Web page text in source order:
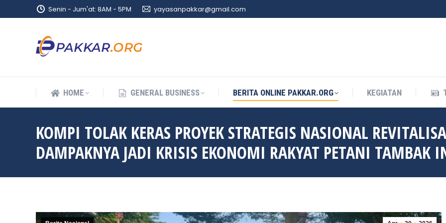
Senin - Jum'at: 8AM - 5PM yayasanpakkar@gmail.com
HOME GENERAL BUSINESS BERITA ONLINE PAKKAR.ORG KEGIATAN
KOMPI TOLAK KERAS PROYEK STRATEGIS NASIONAL
DAMPAKNYA JADI KRISIS EKONOMI RAKYAT PETANI TAMBAK
HOME GENERAL BUSINESS BERITA ONLINE PAKKAR.ORG KEGIATAN